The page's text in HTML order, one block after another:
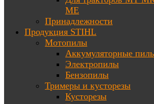
ME
Принадлежности
Продукция STIHL
Мотопилы
Аккумуляторные
Электропилы
Бензопилы
Тримеры и кусторезы
Кусторезы